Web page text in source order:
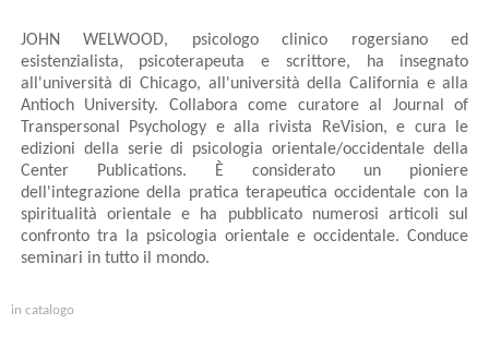
JOHN WELWOOD, psicologo clinico rogersiano ed
esistenzialista, psicoterapeuta e scrittore, ha insegnato
all'università di Chicago, all'università della California e alla
Antioch University. Collabora come curatore al Journal of
Transpersonal Psychology e alla rivista ReVision, e cura le
edizioni della serie di psicologia orientale/occidentale della
Center Publications. È considerato un pioniere
dell'integrazione della pratica terapeutica occidentale con la
spiritualità orientale e ha pubblicato numerosi articoli sul
confronto tra la psicologia orientale e occidentale. Conduce
seminari in tutto il mondo.
in catalogo